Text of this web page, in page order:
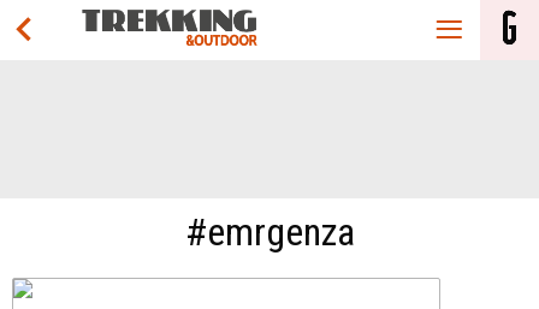
#emrgenza